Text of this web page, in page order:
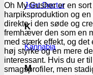
Joint Doctor
K
Kannabia
M
Oh My Gusher er en
harpiksproduktion og
direkte i den søde og
fremhæver den som en
med stærk effekt, og det
høj styrke og en mere
interessant. Hvis du er
smagsprofiler, men